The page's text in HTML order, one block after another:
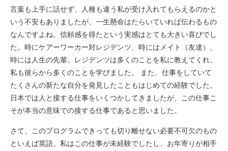
言葉も上手に話せず、人種も違う私が受け入れてもらえるのかと
いう不安もありましたが、一生懸命はたらいていれば伝わるもの
なんですよね。信頼感を得たという実感はとても大きい喜びでし
た。時にケアーワーカー対レジデンツ、時にはメイト（友達）、
時には人生の先輩。レジデンツは多くのことを私に教えてくれ、
私も彼らから多くのことを学びました。 また、仕事をしていて
たくさんの新たな自分を発見したこともはじめての経験でした。
日本では人と接する仕事をいくつかしてきましたが、この仕事こ
そが本当の意味での接する仕事であると思いました。
さて、このプログラムできっても切り離せない必要不可欠のもの
といえば英語。私はこの仕事が未経験でしたし、お年寄りが相手